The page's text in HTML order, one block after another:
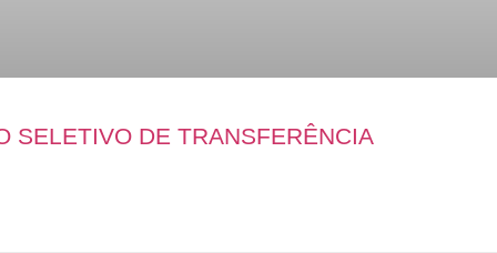
SELETIVO DE TRANSFERÊNCIA